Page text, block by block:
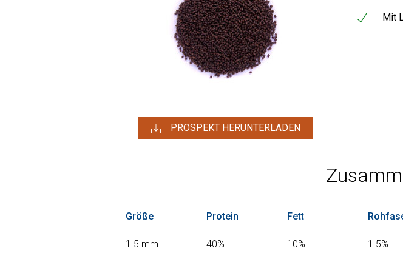
PROSPEKT HERUNTERLADEN
Mit
Größe Protein Fett
1.5 mm 40% 10% 1.5%